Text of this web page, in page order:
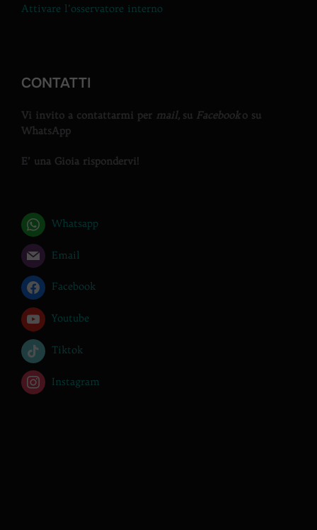
Attivare l’osservatore interno
CONTATTI
Vi invito a contattarmi per mail, su Facebooko su
WhatsApp
E’ una Gioia rispondervi!
Whatsapp
Email
Facebook
Youtube
Tiktok
Instagram